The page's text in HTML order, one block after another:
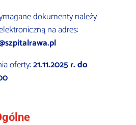
dokumenty należy
na adres:
oferty:21.11.2025 r. do